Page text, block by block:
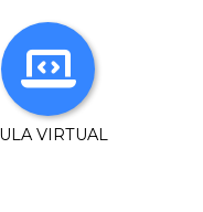
VIRTUAL